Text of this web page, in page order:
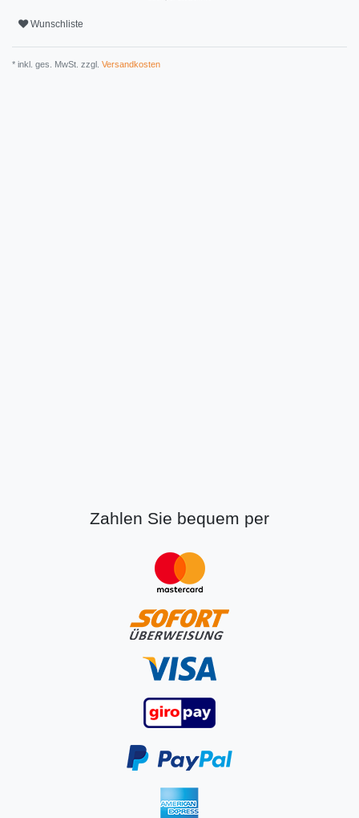
Wunschliste
* inkl. ges. MwSt. zzgl. Versandkosten
Zahlen Sie bequem per